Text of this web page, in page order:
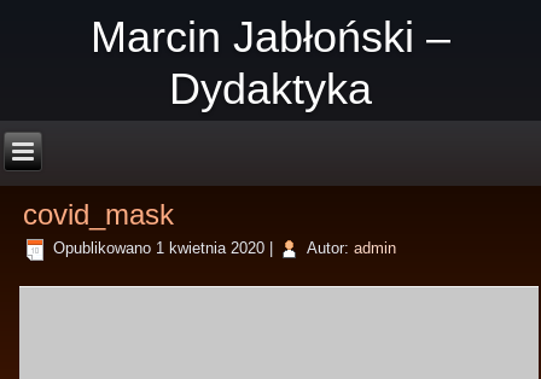
Marcin Jabłoński –
Dydaktyka
covid_mask
Opublikowano 1 kwietnia 2020 Autor: admin